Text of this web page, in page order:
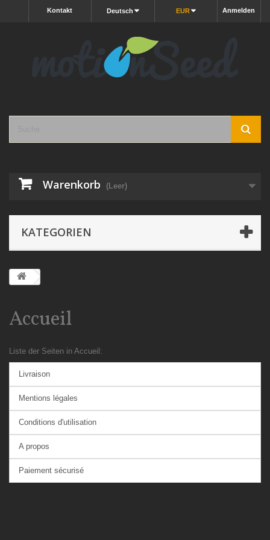
Anmelden
EUR
Deutsch
Kontakt
Warenkorb (Leer)
KATEGORIEN
Accueil
Liste der Seiten in Accueil:
Livraison
Mentions légales
Conditions d'utilisation
A propos
Paiement sécurisé